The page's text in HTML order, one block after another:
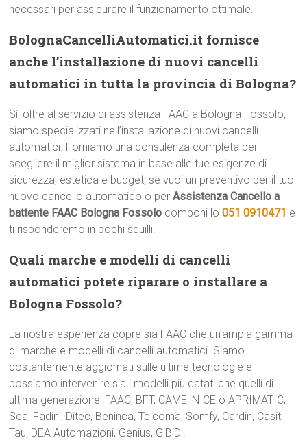
necessari per assicurare il funzionamento ottimale.
BolognaCancelliAutomatici.it fornisce
anche l’installazione di nuovi cancelli
automatici in tutta la provincia di Bologna?
Sì, oltre al servizio di assistenza FAAC a Bologna Fossolo,
siamo specializzati nell’installazione di nuovi cancelli
automatici. Forniamo una consulenza completa per
scegliere il miglior sistema in base alle tue esigenze di
sicurezza, estetica e budget, se vuoi un preventivo per il tuo
nuovo cancello automatico o perAssistenza Cancello a
battente FAAC Bologna Fossolo componi lo051 0910471 e
ti risponderemo in pochi squilli!
Quali marche e modelli di cancelli
automatici potete riparare o installare a
Bologna Fossolo?
La nostra esperienza copre sia FAAC che un’ampia gamma
di marche e modelli di cancelli automatici. Siamo
costantemente aggiornati sulle ultime tecnologie e
possiamo intervenire sia i modelli più datati che quelli di
ultima generazione: FAAC, BFT, CAME, NICE o APRIMATIC,
Sea, Fadini, Ditec, Beninca, Telcoma, Somfy, Cardin, Casit,
Tau, DEA Automazioni, Genius, GiBiDi.